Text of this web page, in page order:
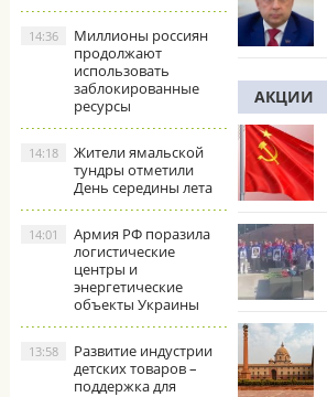
Миллионы россиян
продолжают
использовать
заблокированные
ресурсы
14:36
Жители ямальской
тундры отметили
День середины лета
14:18
Армия РФ поразила
логистические
центры и
энергетические
объекты Украины
14:01
Развитие индустрии
детских товаров –
поддержка для
13:58
АКЦИИ